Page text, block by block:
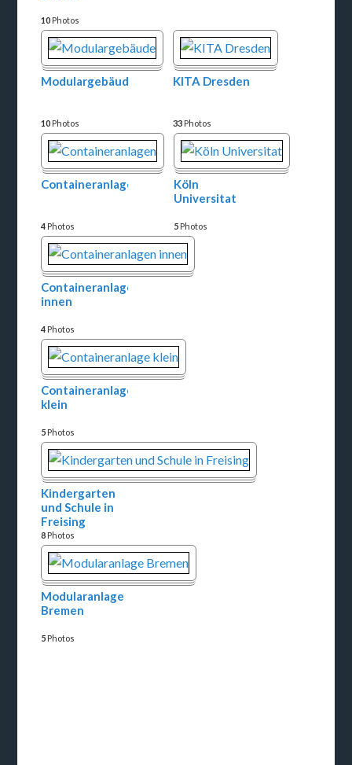
10 Photos
Modulargebäude
10 Photos
KITA Dresden
33 Photos
Containeranlagen
4 Photos
Köln
Universitat
5 Photos
Containeranlagen
innen
4 Photos
Containeranlage
klein
5 Photos
Kindergarten
und Schule in
Freising
8 Photos
Modularanlage
Bremen
5 Photos